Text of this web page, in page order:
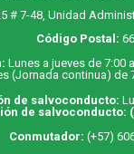
# 7-48, Unidad
Código Postal:
Lunes a jueves de 7:00
(Jornada continua) de
de salvoconducto:
de salvoconducto:
Conmutador: (+57)